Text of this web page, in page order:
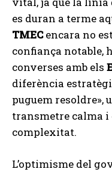
es duran a terme
TMECencara no
confiança notable,
converses amb els
diferència
puguem resoldre»,
transmetre calma
complexitat.
L’optimisme del